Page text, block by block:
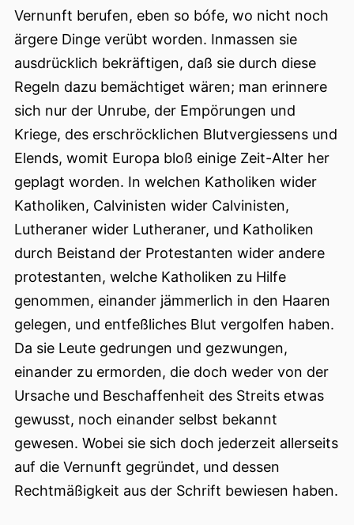
Vernunft berufen, eben so bófe, wo nicht noch
ärgere Dinge verübt worden. Inmassen sie
ausdrücklich bekräftigen, daß sie durch diese
Regeln dazu bemächtiget wären; man erinnere
sich nur der Unrube, der Empörungen und
Kriege, des erschröcklichen Blutvergiessens und
Elends, womit Europa bloß einige Zeit-Alter her
geplagt worden. In welchen Katholiken wider
Katholiken, Calvinisten wider Calvinisten,
Lutheraner wider Lutheraner, und Katholiken
durch Beistand der Protestanten wider andere
protestanten, welche Katholiken zu Hilfe
genommen, einander jämmerlich in den Haaren
gelegen, und entfeßliches Blut vergolfen haben.
Da sie Leute gedrungen und gezwungen,
einander zu ermorden, die doch weder von der
Ursache und Beschaffenheit des Streits etwas
gewusst, noch einander selbst bekannt
gewesen. Wobei sie sich doch jederzeit allerseits
auf die Vernunft gegründet, und dessen
Rechtmäßigkeit aus der Schrift bewiesen haben.